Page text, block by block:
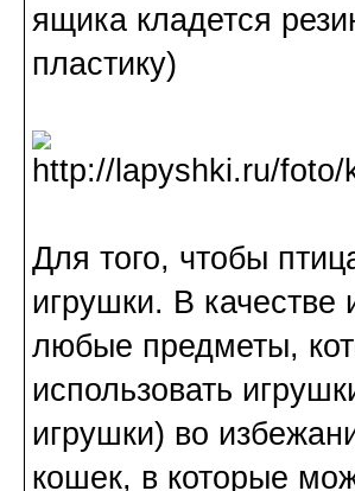
ящика кладется
пластику)
Для того, чтобы
игрушки. В
любые предметы,
использовать
игрушки) во
кошек, в которые